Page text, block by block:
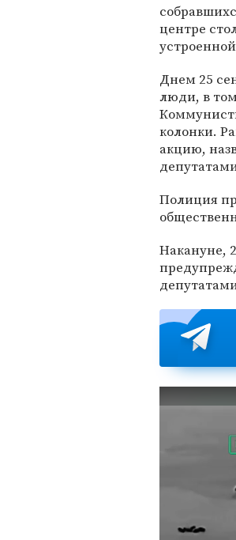
центре
устроенной
Днем 25
люди, в
колонки.
акцию,
Полиция
Накануне,